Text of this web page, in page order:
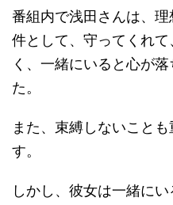
番組内で浅田さんは、
件として、守ってくれ
く、一緒にいると心が
た。
また、束縛しないこと
す。
しかし、彼女は一緒に